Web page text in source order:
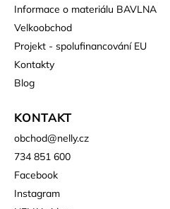
Informace o materiálu BAVLNA
Velkoobchod
Projekt - spolufinancování EU
Kontakty
Blog
KONTAKT
obchod@nelly.cz
734 851 600
Facebook
Instagram